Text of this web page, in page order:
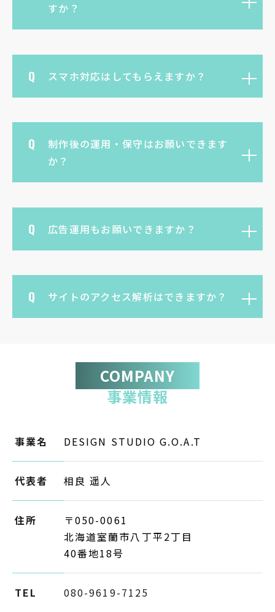
すか？
スマホ対応はしてもらえますか？
制作後の運用・保守はお願いできます
か？
広告運用もお願いできますか？
サイトのアクセス解析はできますか？
COMPANY
事業情報
事業名 DESIGN STUDIO G.O.A.T
代表者 相良 遥人
住所
〒050-0061
北海道室蘭市八丁平2丁目
40番地18号
TEL 080-9619-7125